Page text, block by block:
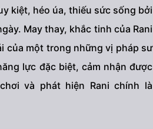
kiệt, héo úa, thiếu sức sống bởi
May thay, khắc tinh của Rani
của một trong những vị pháp sư
lực đặc biệt, cảm nhận được
và phát hiện Rani chính là